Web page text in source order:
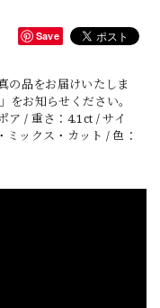
Save
の品をお届けいたしま
をお知らせください。
ア / 重さ：4.1ct / サイ
ックス・カット / 色：